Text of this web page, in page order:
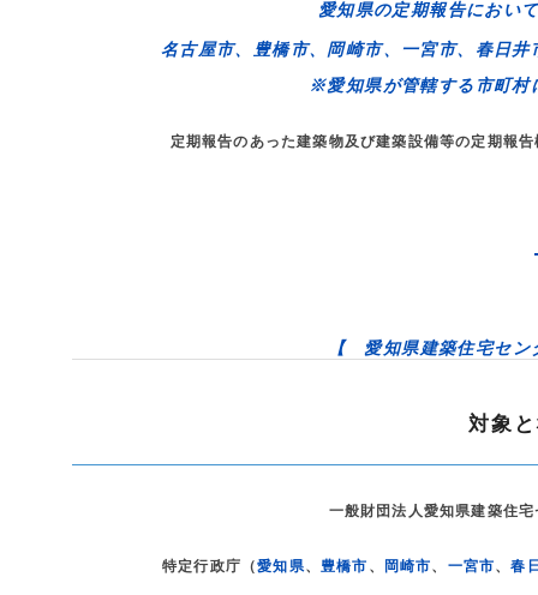
愛知県の定期報告におい
名古屋市、豊橋市、岡崎市、一宮市、春日井
※愛知県が管轄する市町村
定期報告のあった建築物及び建築設備等の定期報
【 愛知県建築住宅セ
対象
一般財団法人愛知県建築住
特定行政庁（愛知県、 豊橋市 、 岡崎市、 一宮市、春